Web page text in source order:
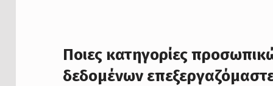
Ποιες κατηγορίες
δεδομένων